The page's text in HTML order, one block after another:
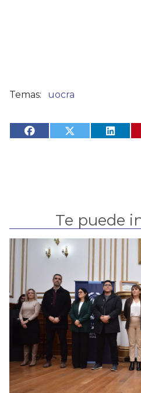
uocra
Te puede